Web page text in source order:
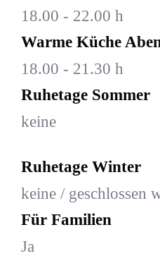
18.00 - 22.00 h
Warme Küche
18.00 - 21.30 h
Ruhetage Sommer
keine
Ruhetage Winter
keine / geschlossen
Für Familien
Ja